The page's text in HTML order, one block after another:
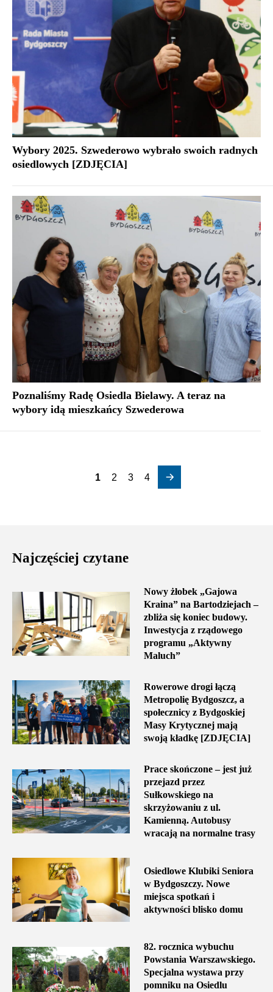
Wybory 2025. Szwederowo wybrało swoich radnych
osiedlowych [ZDJĘCIA]
Poznaliśmy Radę Osiedla Bielawy. A teraz na
wybory idą mieszkańcy Szwederowa
1 2 3 4
Najczęściej czytane
Nowy żłobek „Gajowa
Kraina” na Bartodziejach –
zbliża się koniec budowy.
Inwestycja z rządowego
programu „Aktywny
Maluch”
Rowerowe drogi łączą
Metropolię Bydgoszcz, a
społecznicy z Bydgoskiej
Masy Krytycznej mają
swoją kładkę [ZDJĘCIA]
Prace skończone – jest już
przejazd przez
Sułkowskiego na
skrzyżowaniu z ul.
Kamienną. Autobusy
wracają na normalne trasy
Osiedlowe Klubiki Seniora
w Bydgoszczy. Nowe
miejsca spotkań i
aktywności blisko domu
82. rocznica wybuchu
Powstania Warszawskiego.
Specjalna wystawa przy
pomniku na Osiedlu